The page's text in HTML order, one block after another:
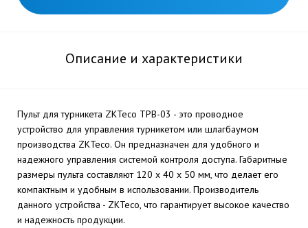
Описание и характеристики
Пульт для турникета ZKTeco TPB-03 - это проводное
устройство для управления турникетом или шлагбаумом
производства ZKTeco. Он предназначен для удобного и
надежного управления системой контроля доступа. Габаритные
размеры пульта составляют 120 х 40 х 50 мм, что делает его
компактным и удобным в использовании. Производитель
данного устройства - ZKTeco, что гарантирует высокое качество
и надежность продукции.